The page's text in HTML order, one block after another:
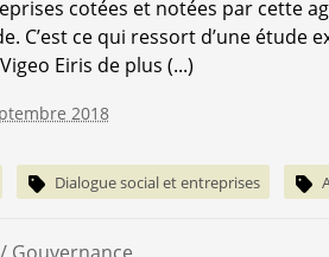
cotées et notées par cette
C’est ce qui ressort d’une étude
Eiris de plus (...)
2018
Dialogue social et entreprises